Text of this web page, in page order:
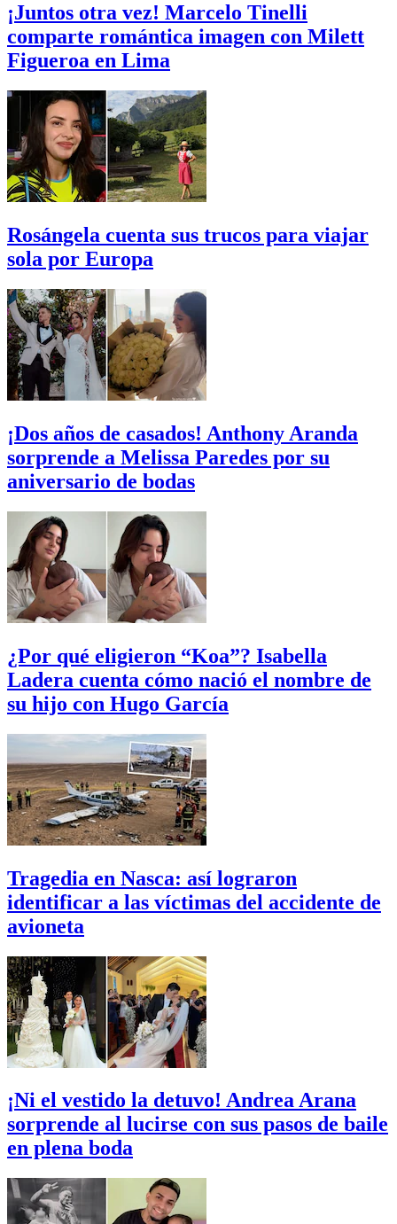
¡Juntos otra vez! Marcelo Tinelli
comparte romántica imagen con Milett
Figueroa en Lima
Rosángela cuenta sus trucos para viajar
sola por Europa
¡Dos años de casados! Anthony Aranda
sorprende a Melissa Paredes por su
aniversario de bodas
¿Por qué eligieron “Koa”? Isabella
Ladera cuenta cómo nació el nombre de
su hijo con Hugo García
Tragedia en Nasca: así lograron
identificar a las víctimas del accidente de
avioneta
¡Ni el vestido la detuvo! Andrea Arana
sorprende al lucirse con sus pasos de baile
en plena boda